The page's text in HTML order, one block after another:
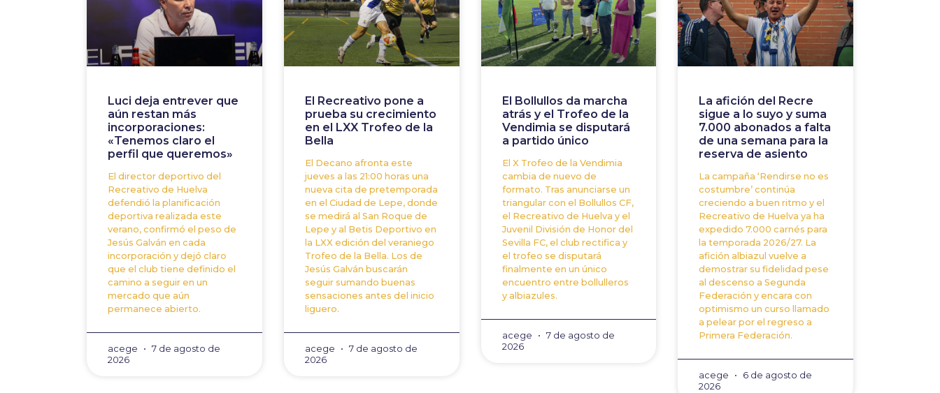
Luci deja entrever que
aún restan más
incorporaciones:
«Tenemos claro el
perfil que queremos»
El director deportivo del
Recreativo de Huelva
defendió la planificación
deportiva realizada este
verano, confirmó el peso de
Jesús Galván en cada
incorporación y dejó claro
que el club tiene definido el
camino a seguir en un
mercado que aún
permanece abierto.
acege
7 de agosto de
2026
El Recreativo pone a
prueba su crecimiento
en el LXX Trofeo de la
Bella
El Decano afronta este
jueves a las 21:00 horas una
nueva cita de pretemporada
en el Ciudad de Lepe, donde
se medirá al San Roque de
Lepe y al Betis Deportivo en
la LXX edición del veraniego
Trofeo de la Bella. Los de
Jesús Galván buscarán
seguir sumando buenas
sensaciones antes del inicio
liguero.
acege
7 de agosto de
2026
El Bollullos da marcha
atrás y el Trofeo de la
Vendimia se disputará
a partido único
El X Trofeo de la Vendimia
cambia de nuevo de
formato. Tras anunciarse un
triangular con el Bollullos CF,
el Recreativo de Huelva y el
Juvenil División de Honor del
Sevilla FC, el club rectifica y
el trofeo se disputará
finalmente en un único
encuentro entre bollulleros
y albiazules.
acege
7 de agosto de
2026
La afición del Recre
sigue a lo suyo y suma
7.000 abonados a falta
de una semana para la
reserva de asiento
La campaña ‘Rendirse no es
costumbre’ continúa
creciendo a buen ritmo y el
Recreativo de Huelva ya ha
expedido 7.000 carnés para
la temporada 2026/27. La
afición albiazul vuelve a
demostrar su fidelidad pese
al descenso a Segunda
Federación y encara con
optimismo un curso llamado
a pelear por el regreso a
Primera Federación.
acege
6 de agosto de
2026